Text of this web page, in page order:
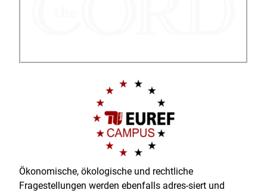
Ökonomische, ökologische und rechtliche
Fragestellungen werden ebenfalls adres-siert und